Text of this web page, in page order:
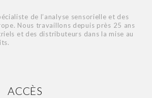
de l’analyse sensorielle et des
Nous travaillons depuis près 25 ans
et des distributeurs dans la mise au
ACCÈS